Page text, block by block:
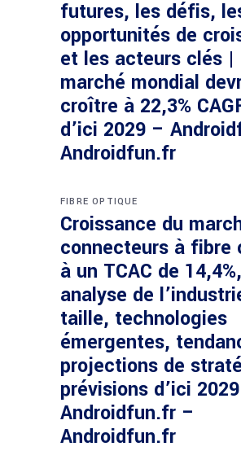
futures, les défis,
opportunités de
et les acteurs clés |
marché mondial
croître à 22,3%
d’ici 2029 –
Androidfun.fr
FIBRE OPTIQUE
Croissance du
connecteurs à fibre
à un TCAC de 14,4%,
analyse de
taille, technologies
émergentes,
projections de
prévisions d’ici
Androidfun.fr –
Androidfun.fr